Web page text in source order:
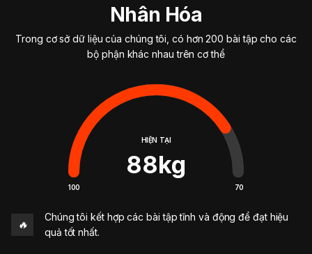
Nhân Hóa
Trong cơ sở dữ liệu của chúng tôi, có hơn 200 bài tập cho các
bộ phận khác nhau trên cơ thể
HIỆN TẠI
88kg
100 70
🔥
Chúng tôi kết hợp các bài tập tĩnh và động để đạt hiệu
quả tốt nhất.